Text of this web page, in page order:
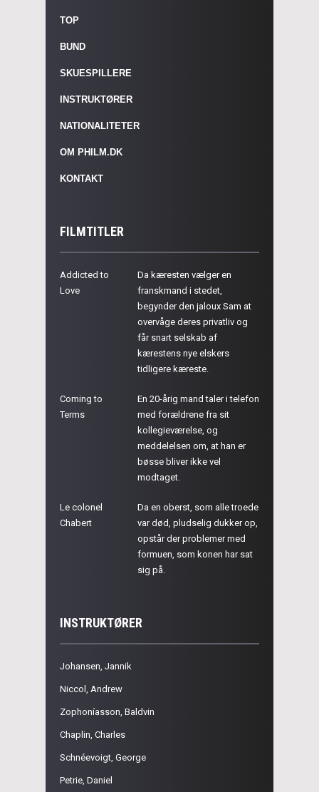
TOP
BUND
SKUESPILLERE
INSTRUKTØRER
NATIONALITETER
OM PHILM.DK
KONTAKT
FILMTITLER
Addicted to
Love
Da kæresten vælger en
franskmand i stedet,
begynder den jaloux Sam at
overvåge deres privatliv og
får snart selskab af
kærestens nye elskers
tidligere kæreste.
Coming to
Terms
En 20-årig mand taler i telefon
med forældrene fra sit
kollegieværelse, og
meddelelsen om, at han er
bøsse bliver ikke vel
modtaget.
Le colonel
Chabert
Da en oberst, som alle troede
var død, pludselig dukker op,
opstår der problemer med
formuen, som konen har sat
sig på.
INSTRUKTØRER
Johansen, Jannik
Niccol, Andrew
Zophoníasson, Baldvin
Chaplin, Charles
Schnéevoigt, George
Petrie, Daniel